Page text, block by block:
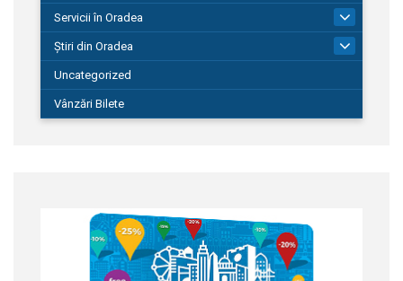
Servicii în Oradea
Știri din Oradea
Uncategorized
Vânzări Bilete